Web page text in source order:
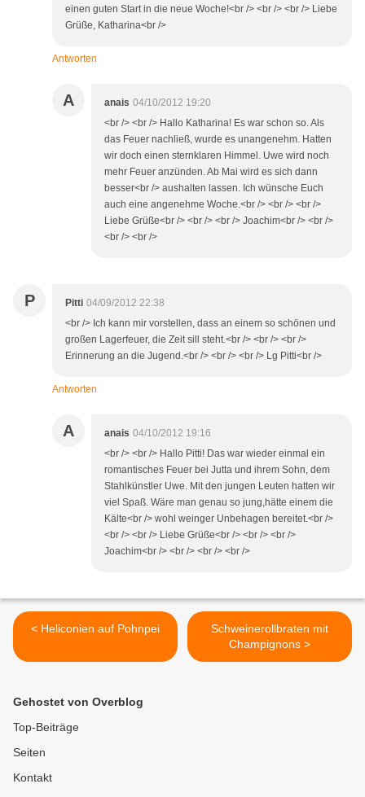
einen guten Start in die neue Woche!<br /> <br /> <br /> Liebe
Grüße, Katharina<br />
Antworten
A anais 04/10/2012 19:20
<br /> <br /> Hallo Katharina! Es war schon so. Als
das Feuer nachließ, wurde es unangenehm. Hatten
wir doch einen sternklaren Himmel. Uwe wird noch
mehr Feuer anzünden. Ab Mai wird es sich dann
besser<br /> aushalten lassen. Ich wünsche Euch
auch eine angenehme Woche.<br /> <br /> <br />
Liebe Grüße<br /> <br /> <br /> Joachim<br /> <br />
<br /> <br />
P Pitti 04/09/2012 22:38
<br /> Ich kann mir vorstellen, dass an einem so schönen und
großen Lagerfeuer, die Zeit sill steht.<br /> <br /> <br />
Erinnerung an die Jugend.<br /> <br /> <br /> Lg Pitti<br />
Antworten
A anais 04/10/2012 19:16
<br /> <br /> Hallo Pitti! Das war wieder einmal ein
romantisches Feuer bei Jutta und ihrem Sohn, dem
Stahlkünstler Uwe. Mit den jungen Leuten hatten wir
viel Spaß. Wäre man genau so jung,hätte einem die
Kälte<br /> wohl weinger Unbehagen bereitet.<br />
<br /> <br /> Liebe Grüße<br /> <br /> <br />
Joachim<br /> <br /> <br /> <br />
< Heliconien auf Pohnpei
Schweinerollbraten mit
Champignons >
Gehostet von Overblog
Top-Beiträge
Seiten
Kontakt